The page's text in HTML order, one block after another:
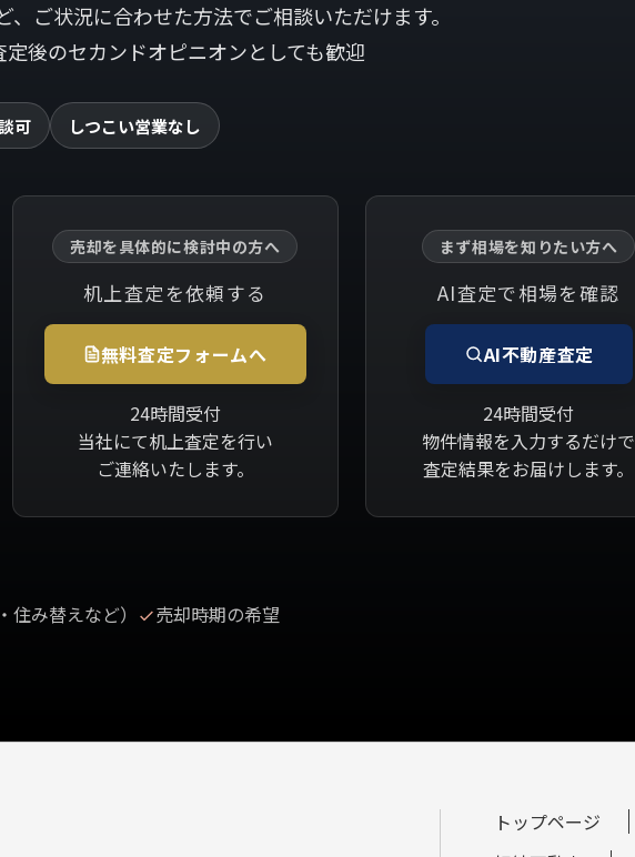
ご状況に合わせた方法でご相談いただけます。
後のセカンドオピニオンとしても歓迎
可 しつこい営業なし
売却を具体的に検討中の方へ
机上査定を依頼する
無料査定フォームへ
24時間受付
当社にて机上査定を行い
ご連絡いたします。
まず相場を知りたい方へ
AI査定で相場を確認
AI不動産査定
24時間受付
物件情報を入力するだけで
査定結果をお届けします。
み替えなど） 売却時期の希望
トップページ